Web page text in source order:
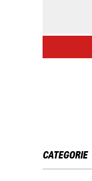
CATEGORIE